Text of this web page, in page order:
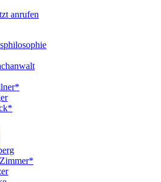
anrufen